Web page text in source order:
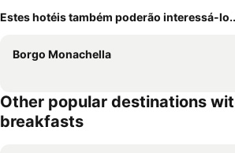
Estes hotéis também poderão interessá-
Borgo Monachella
Other popular destinations
breakfasts